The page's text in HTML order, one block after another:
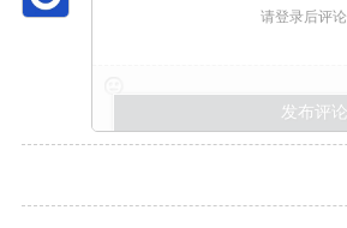
请登录后评论